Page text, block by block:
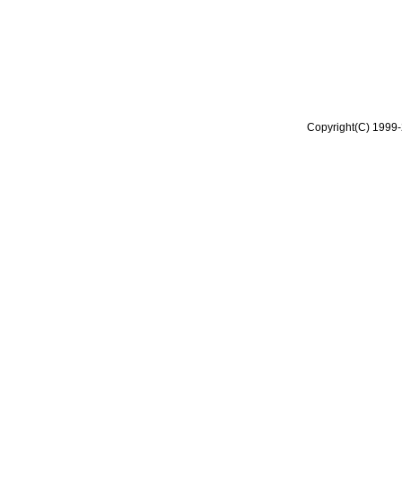
Copyright(C)